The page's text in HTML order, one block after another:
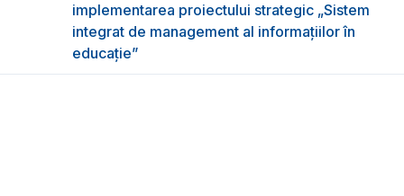
implementarea proiectului strategic „Sistem
integrat de management al informațiilor în
educație”